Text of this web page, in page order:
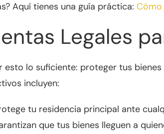
Aquí tienes una guía práctica: Cómo
Legales
esto lo suficiente: proteger tus
incluyen:
tu residencia principal ante
que tus bienes lleguen a